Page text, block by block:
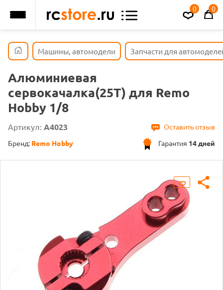
0 0
Машины, автомодели Запчасти для
Алюминиевая
сервокачалка(25Т) для Remo
Hobby 1/8
Артикул: A4023
Оставить отзыв
Гарантия 14 дней
Бренд: Remo Hobby